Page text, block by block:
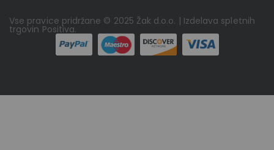
Vse pravice pridržane © 2025 Žak d.o.o. | Izdelava spletnih
trgovin Positiva.